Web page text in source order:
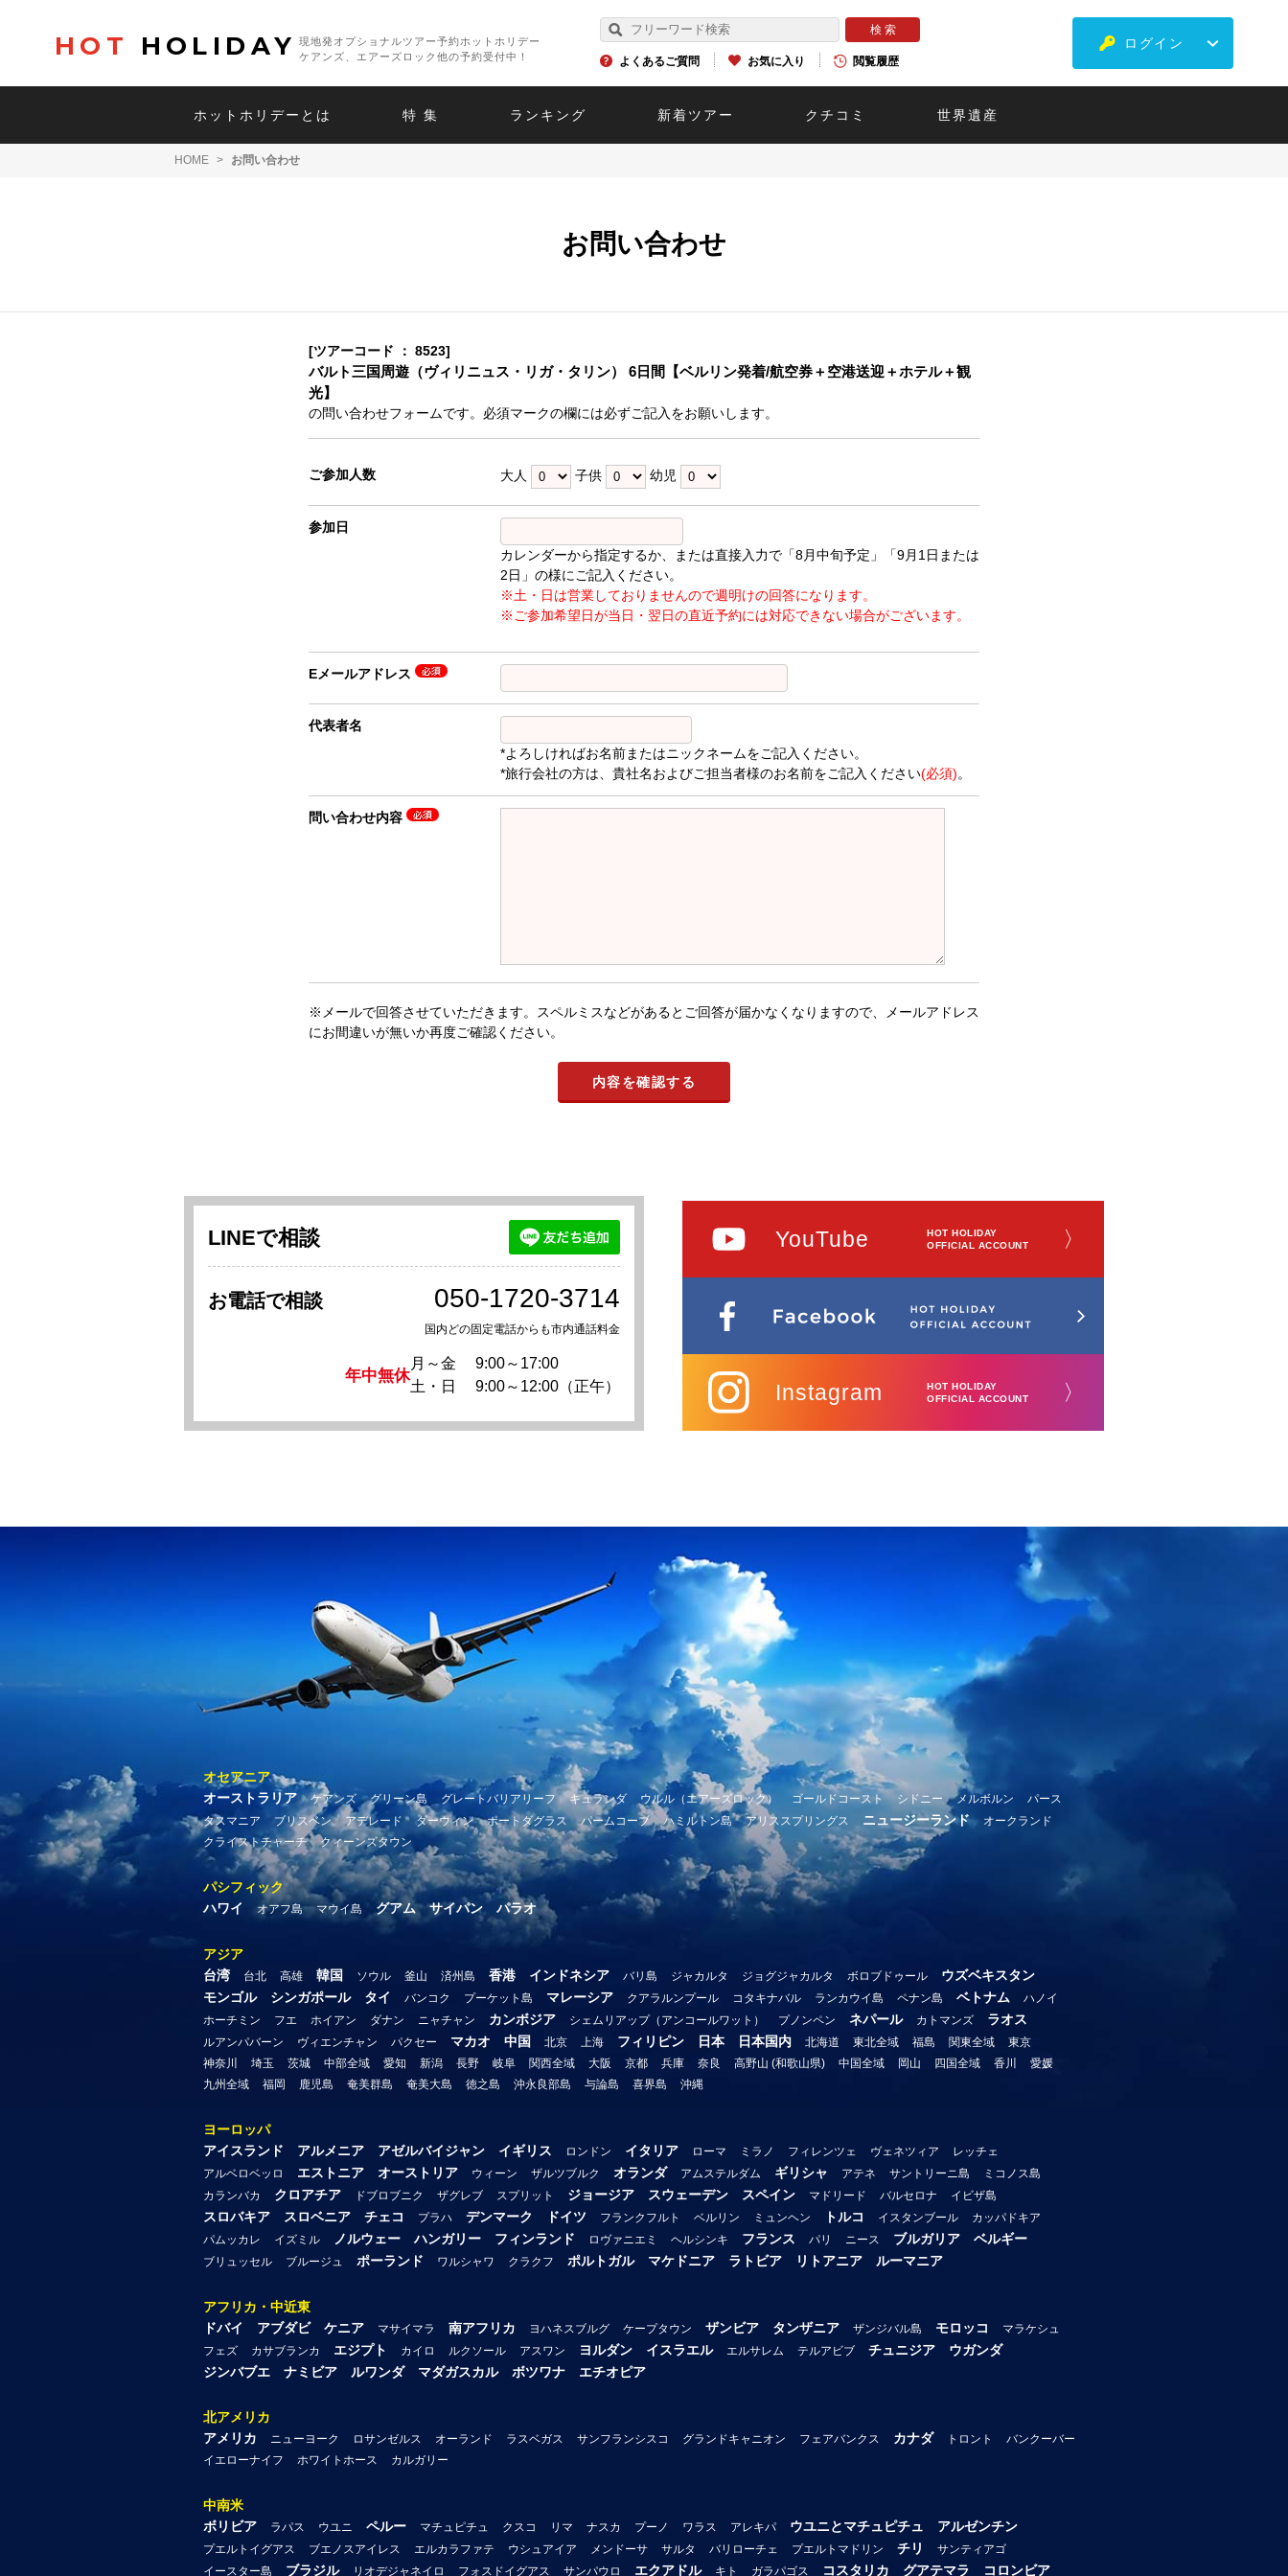
HOT HOLIDAY
現地発オプショナルツアー予約ホットホリデー
ケアンズ、エアーズロック他の予約受付中！
よくあるご質問 お気に入り 閲覧履歴
ログイン
ホットホリデーとは 特 集 ランキング 新着ツアー クチコミ 世界遺産
HOME > お問い合わせ
お問い合わせ
[ツアーコード ： 8523]
バルト三国周遊（ヴィリニュス・リガ・タリン） 6日間【ベルリン発着/航空券＋空港送迎＋ホテル＋観
光】
の問い合わせフォームです。必須マークの欄には必ずご記入をお願いします。
ご参加人数 大人 子供 幼児
参加日
カレンダーから指定するか、または直接入力で「8月中旬予定」「9月1日または
2日」の様にご記入ください。
※土・日は営業しておりませんので週明けの回答になります。
※ご参加希望日が当日・翌日の直近予約には対応できない場合がございます。
Eメールアドレス
代表者名
*よろしければお名前またはニックネームをご記入ください。
*旅行会社の方は、貴社名およびご担当者様のお名前をご記入ください(必須)。
問い合わせ内容
※メールで回答させていただきます。スペルミスなどがあるとご回答が届かなくなりますので、メールアドレス
にお間違いが無いか再度ご確認ください。
LINEで相談
お電話で相談 050-1720-3714
国内どの固定電話からも市内通話料金
年中無休
月～金
9:00～17:00
土・日
9:00～12:00（正午）
YouTube
HOT HOLIDAY
OFFICIAL ACCOUNT
〉
Instagram
HOT HOLIDAY
OFFICIAL ACCOUNT
〉
オセアニア
オーストラリア
ケアンズ グリーン島 グレートバリアリーフ キュランダ ウルル（エアーズロック） ゴールドコースト シドニー メルボルン
パース
タスマニア
ブリスベン アデレード ダーウィン ポートダグラス パームコーブ ハミルトン島 アリススプリングス ニュージーランド
オークランド
クライストチャーチ
クィーンズタウン
パシフィック
ハワイ
オアフ島 マウイ島 グアム サイパン パラオ
アジア
台湾
台北 高雄 韓国 ソウル 釜山 済州島 香港 インドネシア バリ島 ジャカルタ ジョグジャカルタ ボロブドゥール
ウズベキスタン
モンゴル
シンガポール タイ バンコク プーケット島 マレーシア クアラルンプール コタキナバル ランカウイ島 ペナン島 ベトナム
ハノイ
ホーチミン
フエ ホイアン ダナン ニャチャン カンボジア シェムリアップ（アンコールワット） プノンペン ネパール カトマンズ ラオス
ルアンパバーン ヴィエンチャン パクセー マカオ 中国 北京 上海 フィリピン 日本 日本国内 北海道 東北全域 福島 関東全域
東京
神奈川
埼玉 茨城 中部全域 愛知 新潟 長野 岐阜 関西全域 大阪 京都 兵庫 奈良 高野山 (和歌山県) 中国全域 岡山 四国全域 香川
愛媛
九州全域
福岡 鹿児島 奄美群島 奄美大島 徳之島 沖永良部島 与論島 喜界島 沖縄
ヨーロッパ
アイスランド
アルメニア アゼルバイジャン イギリス ロンドン イタリア ローマ ミラノ フィレンツェ ヴェネツィア
レッチェ
アルベロベッロ
エストニア オーストリア ウィーン ザルツブルク オランダ アムステルダム ギリシャ アテネ サントリーニ島
ミコノス島
カランバカ
クロアチア ドブロブニク ザグレブ スプリット ジョージア スウェーデン スペイン マドリード バルセロナ イビザ島
スロバキア スロベニア チェコ プラハ デンマーク ドイツ フランクフルト ベルリン ミュンヘン トルコ イスタンブール
カッパドキア
パムッカレ
イズミル ノルウェー ハンガリー フィンランド ロヴァニエミ ヘルシンキ フランス パリ ニース ブルガリア ベルギー
ブリュッセル ブルージュ ポーランド ワルシャワ クラクフ ポルトガル マケドニア ラトビア リトアニア ルーマニア
アフリカ・中近東
ドバイ
アブダビ ケニア マサイマラ 南アフリカ ヨハネスブルグ ケープタウン ザンビア タンザニア ザンジバル島 モロッコ
マラケシュ
フェズ
カサブランカ エジプト カイロ ルクソール アスワン ヨルダン イスラエル エルサレム テルアビブ チュニジア
ウガンダ
ジンバブエ
ナミビア ルワンダ マダガスカル ボツワナ エチオピア
北アメリカ
アメリカ
ニューヨーク ロサンゼルス オーランド ラスベガス サンフランシスコ グランドキャニオン フェアバンクス カナダ トロント
バンクーバー
イエローナイフ
ホワイトホース カルガリー
中南米
ボリビア
ラパス ウユニ ペルー マチュピチュ クスコ リマ ナスカ プーノ ワラス アレキパ ウユニとマチュピチュ アルゼンチン
プエルトイグアス ブエノスアイレス エルカラファテ ウシュアイア メンドーサ サルタ バリローチェ プエルトマドリン チリ
サンティアゴ
イースター島
ブラジル リオデジャネイロ フォスドイグアス サンパウロ エクアドル キト ガラパゴス コスタリカ グアテマラ コロンビア